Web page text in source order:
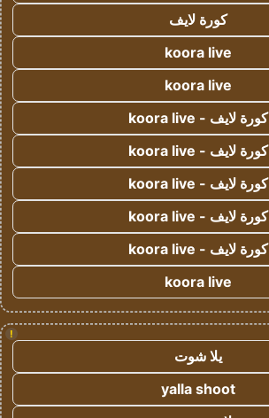
كورة لايف
koora live
koora live
كورة لايف - koora live
كورة لايف - koora live
كورة لايف - koora live
كورة لايف - koora live
كورة لايف - koora live
koora live
!
يلا شوت
yalla shoot